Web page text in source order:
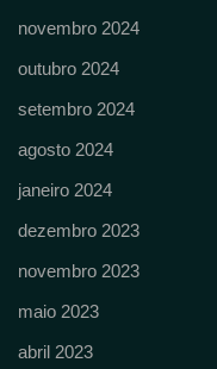
novembro 2024
outubro 2024
setembro 2024
agosto 2024
janeiro 2024
dezembro 2023
novembro 2023
maio 2023
abril 2023